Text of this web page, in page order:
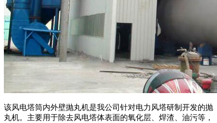
该风电塔筒内外壁抛丸机是我公司针对电力风塔研制开发的抛
丸机。主要用于除去风电塔体表面的氧化层、焊渣、油污等，